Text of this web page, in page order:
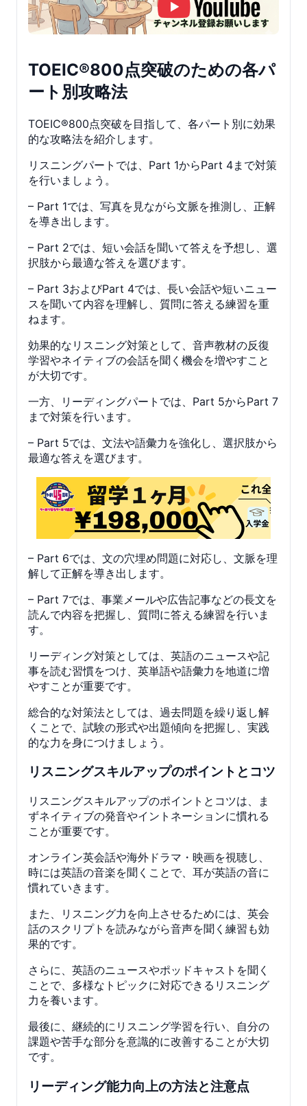
TOEIC®800点突破のための各パ
ート別攻略法
TOEIC®800点突破を目指して、各パート別に効果
的な攻略法を紹介します。
リスニングパートでは、Part 1からPart 4まで対策
を行いましょう。
– Part 1では、写真を見ながら文脈を推測し、正解
を導き出します。
– Part 2では、短い会話を聞いて答えを予想し、選
択肢から最適な答えを選びます。
– Part 3およびPart 4では、長い会話や短いニュー
スを聞いて内容を理解し、質問に答える練習を重
ねます。
効果的なリスニング対策として、音声教材の反復
学習やネイティブの会話を聞く機会を増やすこと
が大切です。
一方、リーディングパートでは、Part 5からPart 7
まで対策を行います。
– Part 5では、文法や語彙力を強化し、選択肢から
最適な答えを選びます。
– Part 6では、文の穴埋め問題に対応し、文脈を理
解して正解を導き出します。
– Part 7では、事業メールや広告記事などの長文を
読んで内容を把握し、質問に答える練習を行いま
す。
リーディング対策としては、英語のニュースや記
事を読む習慣をつけ、英単語や語彙力を地道に増
やすことが重要です。
総合的な対策法としては、過去問題を繰り返し解
くことで、試験の形式や出題傾向を把握し、実践
的な力を身につけましょう。
リスニングスキルアップのポイントとコツ
リスニングスキルアップのポイントとコツは、ま
ずネイティブの発音やイントネーションに慣れる
ことが重要です。
オンライン英会話や海外ドラマ・映画を視聴し、
時には英語の音楽を聞くことで、耳が英語の音に
慣れていきます。
また、リスニング力を向上させるためには、英会
話のスクリプトを読みながら音声を聞く練習も効
果的です。
さらに、英語のニュースやポッドキャストを聞く
ことで、多様なトピックに対応できるリスニング
力を養います。
最後に、継続的にリスニング学習を行い、自分の
課題や苦手な部分を意識的に改善することが大切
です。
リーディング能力向上の方法と注意点